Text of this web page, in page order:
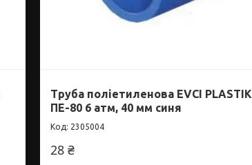
Труба поліетиленова EVCI PLASTIK
ПЕ-80 6 атм, 40 мм синя
2305004
28 ₴